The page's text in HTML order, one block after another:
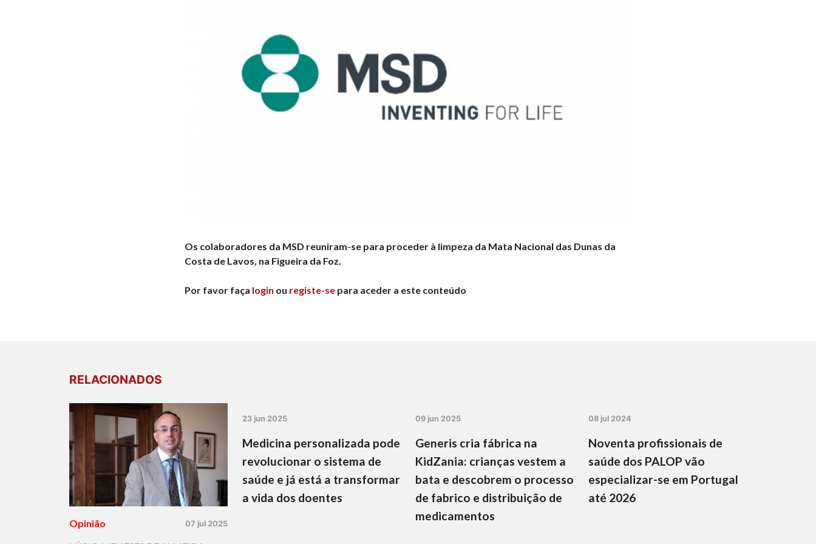
Os colaboradores da MSD reuniram-se para proceder à limpeza da Mata Nacional das Dunas da
Costa de Lavos, na Figueira da Foz.
Por favor faça login ou registe-se para aceder a este conteúdo
RELACIONADOS
Opinião 07 jul 2025
23 jun 2025
Medicina personalizada pode
revolucionar o sistema de
saúde e já está a transformar
a vida dos doentes
09 jun 2025
Generis cria fábrica na
KidZania: crianças vestem a
bata e descobrem o processo
de fabrico e distribuição de
medicamentos
08 jul 2024
Noventa profissionais de
saúde dos PALOP vão
especializar-se em Portugal
até 2026